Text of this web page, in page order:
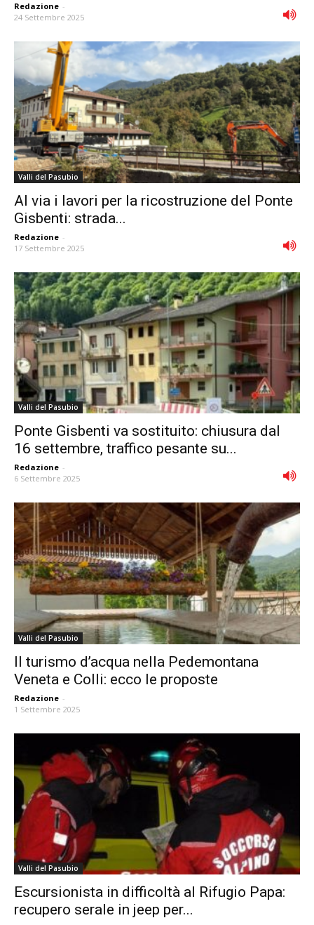
Redazione -
24 Settembre 2025
Valli del Pasubio
Al via i lavori per la ricostruzione del Ponte
Gisbenti: strada...
Redazione -
17 Settembre 2025
Valli del Pasubio
Ponte Gisbenti va sostituito: chiusura dal
16 settembre, traffico pesante su...
Redazione -
6 Settembre 2025
Valli del Pasubio
Il turismo d’acqua nella Pedemontana
Veneta e Colli: ecco le proposte
Redazione -
1 Settembre 2025
Valli del Pasubio
Escursionista in difficoltà al Rifugio Papa:
recupero serale in jeep per...